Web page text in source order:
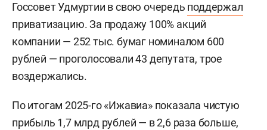
Госсовет Удмуртии в свою очередь поддержал
приватизацию. За продажу 100% акций
компании — 252 тыс. бумаг номиналом 600
рублей — проголосовали 43 депутата, трое
воздержались.
По итогам 2025-го «Ижавиа» показала чистую
прибыль 1,7 млрд рублей — в 2,6 раза больше,